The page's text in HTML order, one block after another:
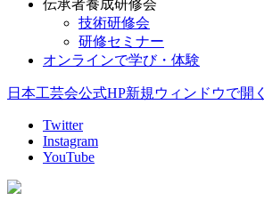
伝承者養成研修会
技術研修会
研修セミナー
オンラインで学び・体験
日本工芸会公式HP新規ウィンドウで開く
Twitter
Instagram
YouTube